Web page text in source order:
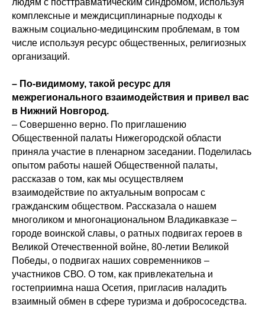
людям с посттравматическим синдромом, используя
комплексные и междисциплинарные подходы к
важным социально-медицинским проблемам, в том
числе используя ресурс общественных, религиозных
организаций.
– По-видимому, такой ресурс для
межрегионального взаимодействия и привел вас
в Нижний Новгород.
– Совершенно верно. По приглашению
Общественной палаты Нижегородской области
приняла участие в пленарном заседании. Поделилась
опытом работы нашей Общественной палаты,
рассказав о том, как мы осуществляем
взаимодействие по актуальным вопросам с
гражданским обществом. Рассказала о нашем
многоликом и многонациональном Владикавказе –
городе воинской славы, о ратных подвигах героев в
Великой Отечественной войне, 80-летии Великой
Победы, о подвигах наших современников –
участников СВО. О том, как привлекательна и
гостеприимна наша Осетия, пригласив наладить
взаимный обмен в сфере туризма и добрососедства.